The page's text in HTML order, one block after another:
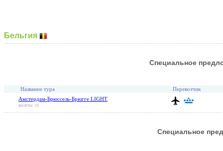
Бельгия
Специальное
Название тура Перевозчик
Амстердам-Брюссель-Брюгге LIGHT
вылеты: сб
Специальное